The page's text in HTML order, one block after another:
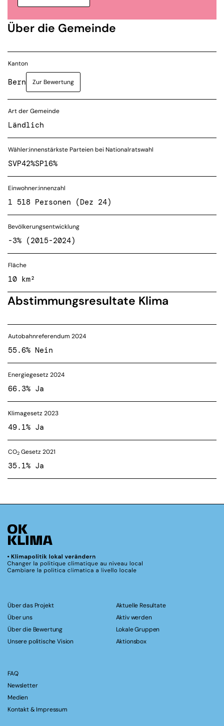
Über die Gemeinde
Kanton
Bern Zur Bewertung
Art der Gemeinde
Ländlich
Wähler:innenstärkste Parteien bei Nationalratswahl
SVP42%SP16%
Einwohner:innenzahl
1 518 Personen (Dez 24)
Bevölkerungsentwicklung
-3% (2015-2024)
Fläche
10 km²
Abstimmungsresultate Klima
Autobahnreferendum 2024
55.6% Nein
Energiegesetz 2024
66.3% Ja
Klimagesetz 2023
49.1% Ja
CO2 Gesetz 2021
35.1% Ja
Über das Projekt
Über uns
Über die Bewertung
Unsere politische Vision
Aktuelle Resultate
Aktiv werden
Lokale Gruppen
Aktionsbox
FAQ
Newsletter
Medien
Kontakt & Impressum